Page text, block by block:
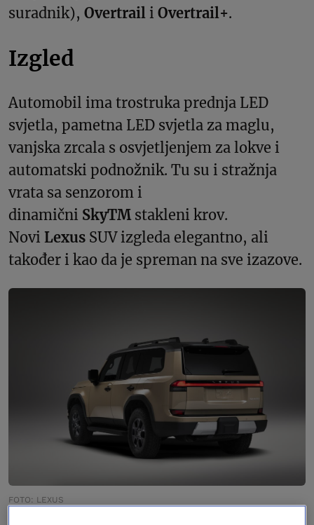
suradnik), Overtrail i Overtrail+.
Izgled
Automobil ima trostruka prednja LED
svjetla, pametna LED svjetla za maglu,
vanjska zrcala s osvjetljenjem za lokve i
automatski podnožnik. Tu su i stražnja
vrata sa senzorom i
dinamični SkyTM stakleni krov.
Novi Lexus SUV izgleda elegantno, ali
također i kao da je spreman na sve izazove.
FOTO: LEXUS